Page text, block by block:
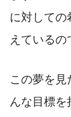
に対しての
えているの
この夢を
んな目標を